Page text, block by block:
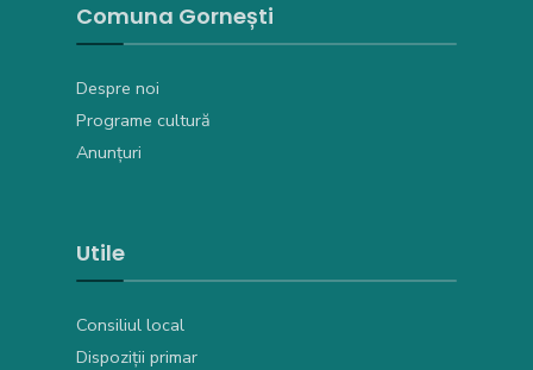
Comuna Gornești
Despre noi
Programe cultură
Anunțuri
Utile
Consiliul local
Dispoziții primar